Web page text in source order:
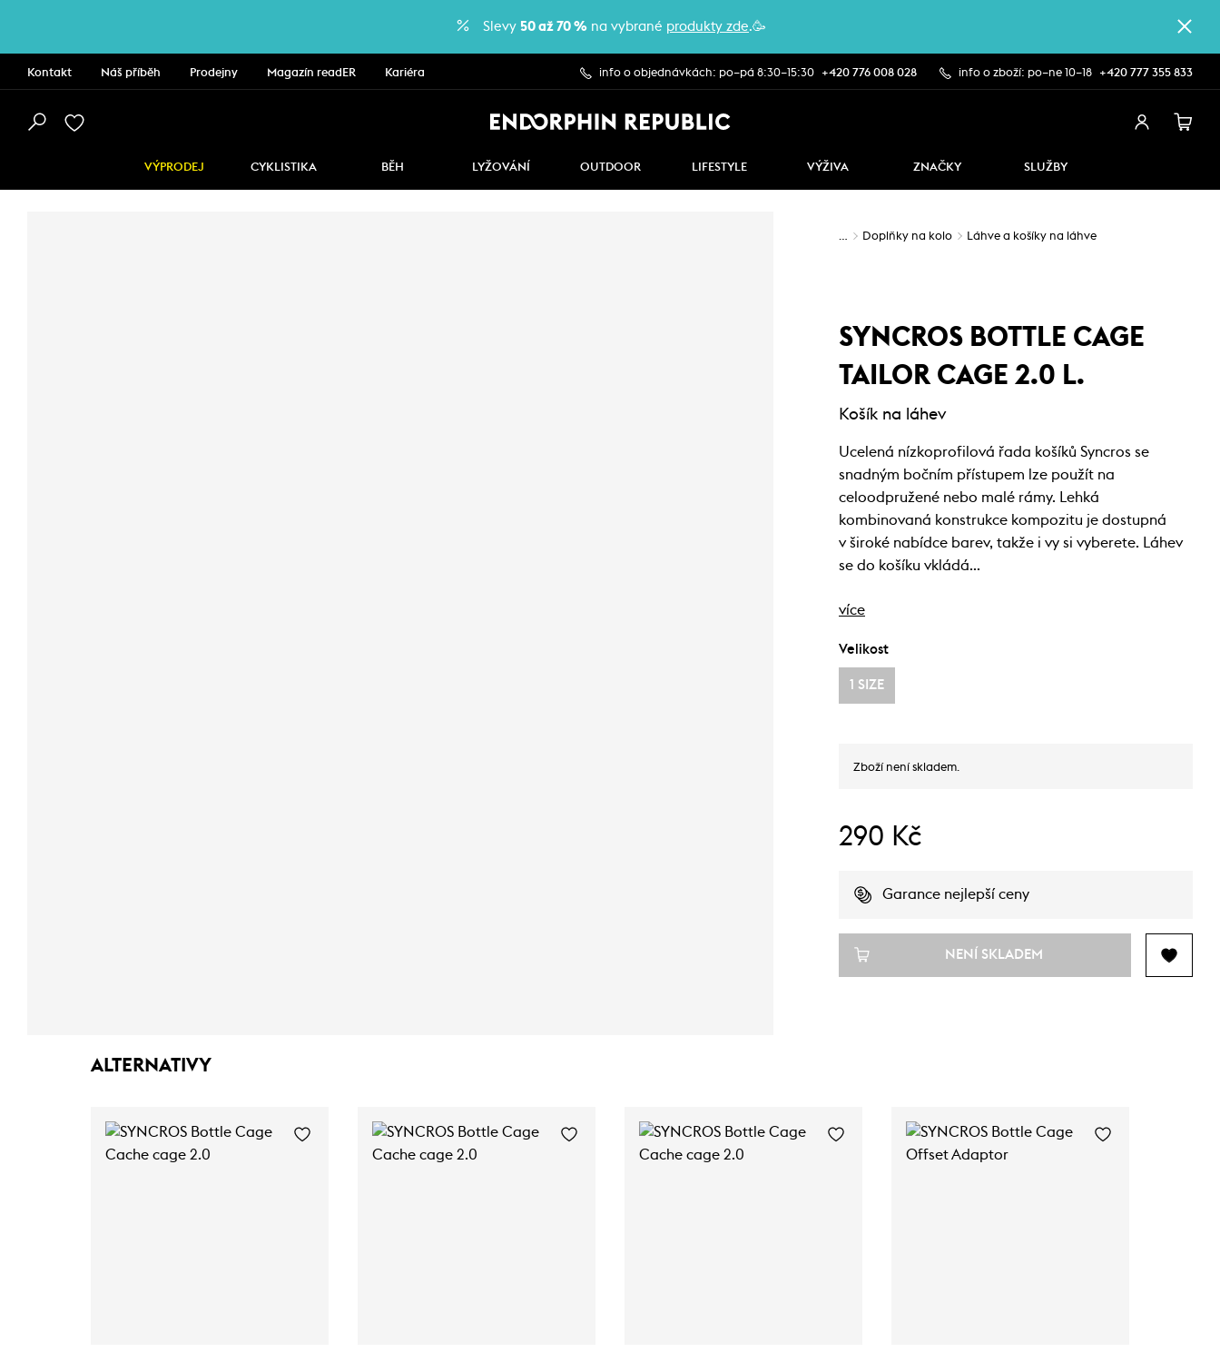
Slevy 50 až 70 % na vybrané produkty zde.🥳
Kontakt Náš příběh Prodejny Magazín readER Kariéra info o objednávkách: po–pá 8:30–15:30 +420 776 008 028 info o zboží: po–ne 10–18 +420 777 355 833
VÝPRODEJ CYKLISTIKA BĚH LYŽOVÁNÍ OUTDOOR LIFESTYLE VÝŽIVA ZNAČKY SLUŽBY
… Doplňky na kolo Láhve a košíky na láhve
SYNCROS BOTTLE CAGE
TAILOR CAGE 2.0 L.
Košík na láhev
Ucelená nízkoprofilová řada košíků Syncros se
snadným bočním přístupem lze použít na
celoodpružené nebo malé rámy. Lehká
kombinovaná konstrukce kompozitu je dostupná
v široké nabídce barev, takže i vy si vyberete. Láhev
se do košíku vkládá…
více
Velikost
1 SIZE
Zboží není skladem.
290 Kč
Garance nejlepší ceny
NENÍ SKLADEM
ALTERNATIVY